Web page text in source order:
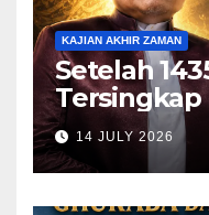
KAJIAN AKHIR ZAMAN
Setelah
Tersingkap
Zaman
(Pelajari
Qasim)
14 JULY 2026